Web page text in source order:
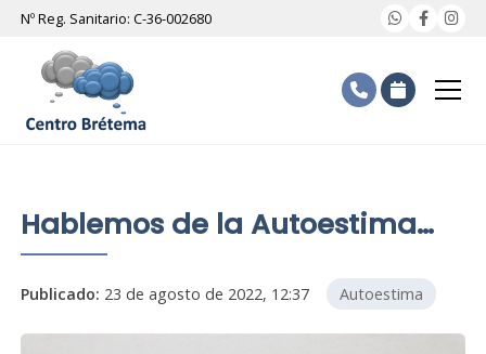
Nº Reg. Sanitario: C-36-002680
Hablemos de la Autoestima…
Publicado: 23 de agosto de 2022, 12:37 Autoestima